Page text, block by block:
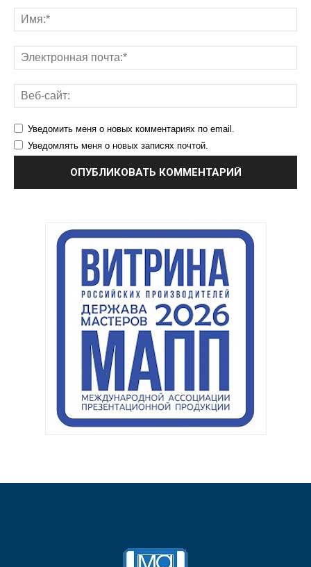
Уведомить меня о новых комментариях по email.
Уведомлять меня о новых записях почтой.